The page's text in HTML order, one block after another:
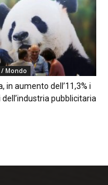
Mondo
in aumento dell’11,3% i
dell’industria pubblicitaria